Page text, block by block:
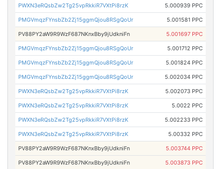
PWXN3eRQsbZw2Tg25vpRkkiR7VXtPi8rzK 5.000939 PPC
PMGVmqzFYnsbZb2Zj15ggmQjou8RSgQoUr 5.001581 PPC
PV88PY2aW9R9WzF687NKnxBby9jUdkniFn 5.001697 PPC
PMGVmqzFYnsbZb2Zj15ggmQjou8RSgQoUr 5.001712 PPC
PMGVmqzFYnsbZb2Zj15ggmQjou8RSgQoUr 5.001824 PPC
PMGVmqzFYnsbZb2Zj15ggmQjou8RSgQoUr 5.002034 PPC
PWXN3eRQsbZw2Tg25vpRkkiR7VXtPi8rzK 5.002073 PPC
PWXN3eRQsbZw2Tg25vpRkkiR7VXtPi8rzK 5.0022 PPC
PWXN3eRQsbZw2Tg25vpRkkiR7VXtPi8rzK 5.002233 PPC
PWXN3eRQsbZw2Tg25vpRkkiR7VXtPi8rzK 5.00332 PPC
PV88PY2aW9R9WzF687NKnxBby9jUdkniFn 5.003744 PPC
PV88PY2aW9R9WzF687NKnxBby9jUdkniFn 5.003873 PPC